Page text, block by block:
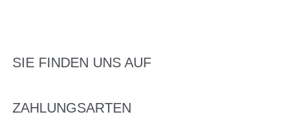
SIE FINDEN UNS AUF
ZAHLUNGSARTEN